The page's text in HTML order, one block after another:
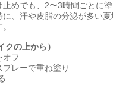
めでも、2〜3時間ごとに
、汗や皮脂の分泌が多い
の上から）
オフ
プレーで重ね塗り